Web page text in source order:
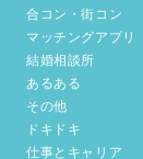
合コン・街コン
マッチングアプリ
結婚相談所
あるある
その他
ドキドキ
仕事とキャリア